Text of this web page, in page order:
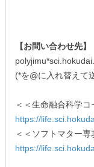
【お問い合わせ先】
(*を@に入れ替えて
＜＜生命融合科学コ
https://
＜＜ソフトマター専
https://